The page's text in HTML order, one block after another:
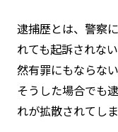
逮捕歴とは、警察
れても起訴されな
然有罪にもならな
そうした場合でも
れが拡散されてし